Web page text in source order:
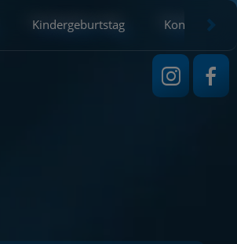
Kindergeburtstag Kontakt